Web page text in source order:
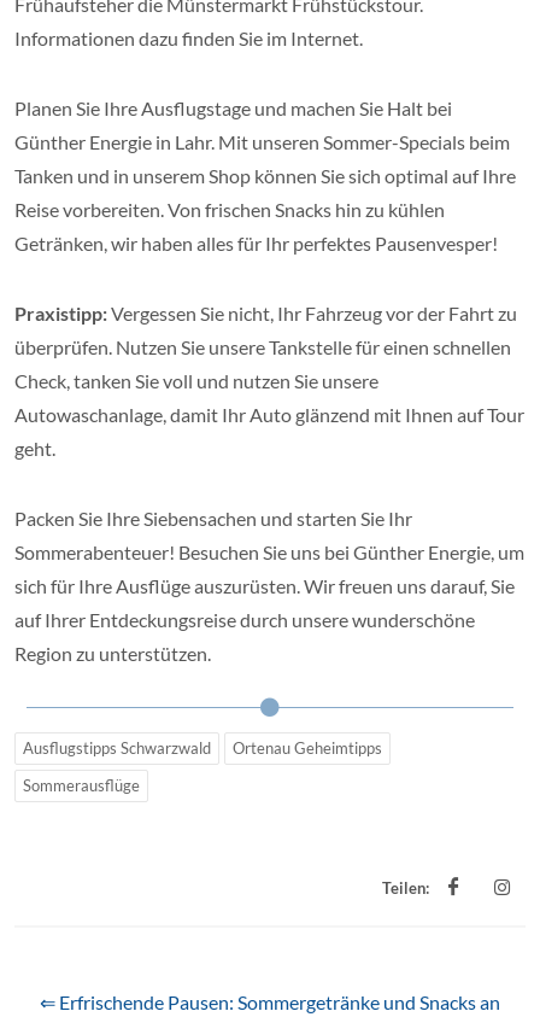
Informationen dazu finden Sie im Internet.
Planen Sie Ihre Ausflugstage und machen Sie Halt bei
Günther Energie in Lahr. Mit unseren Sommer-Specials beim
Tanken und in unserem Shop können Sie sich optimal auf Ihre
Reise vorbereiten. Von frischen Snacks hin zu kühlen
Getränken, wir haben alles für Ihr perfektes Pausenvesper!
Praxistipp:Vergessen Sie nicht, Ihr Fahrzeug vor der Fahrt zu
überprüfen. Nutzen Sie unsere Tankstelle für einen schnellen
Check, tanken Sie voll und nutzen Sie unsere
Autowaschanlage, damit Ihr Auto glänzend mit Ihnen auf Tour
geht.
Packen Sie Ihre Siebensachen und starten Sie Ihr
Sommerabenteuer! Besuchen Sie uns bei Günther Energie, um
sich für Ihre Ausflüge auszurüsten. Wir freuen uns darauf, Sie
auf Ihrer Entdeckungsreise durch unsere wunderschöne
Region zu unterstützen.
Ausflugstipps Schwarzwald
Ortenau Geheimtipps
Sommerausflüge
Teilen:
⇐ Erfrischende Pausen: Sommergetränke und Snacks an